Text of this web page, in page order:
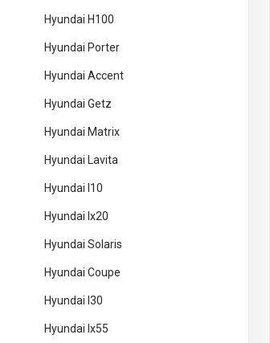
Hyundai H100
Hyundai Porter
Hyundai Accent
Hyundai Getz
Hyundai Matrix
Hyundai Lavita
Hyundai I10
Hyundai Ix20
Hyundai Solaris
Hyundai Coupe
Hyundai I30
Hyundai Ix55